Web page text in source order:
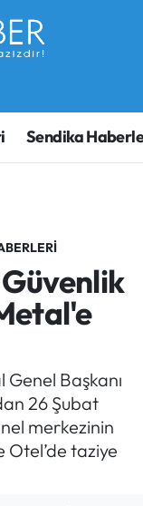
Sendika
Genel Başkanı
26 Şubat
merkezinin
Otel’de taziye